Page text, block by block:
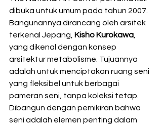
dibuka untuk umum pada tahun 2007.
Bangunannya dirancang oleh arsitek
terkenal Jepang, Kisho Kurokawa
yang dikenal dengan konsep
arsitektur metabolisme. Tujuannya
adalah untuk menciptakan ruang seni
yang fleksibel untuk berbagai
pameran seni, tanpa koleksi tetap.
Dibangun dengan pemikiran bahwa
seni adalah elemen penting dalam